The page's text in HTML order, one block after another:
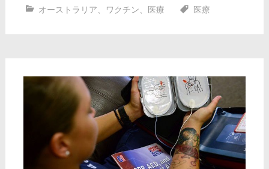
オーストラリア、 ワクチン、 医療 医療